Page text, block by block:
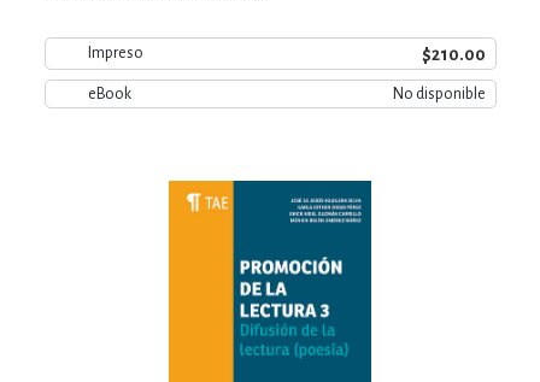
Impreso $210.00
eBook No disponible